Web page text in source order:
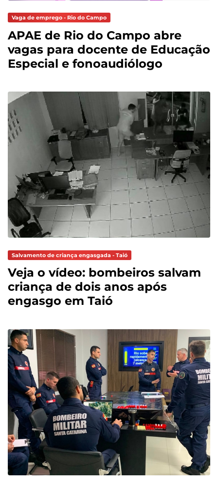
Vaga de emprego - Rio do Campo
APAE de Rio do Campo abre
vagas para docente de Educação
Especial e fonoaudiólogo
Salvamento de criança engasgada - Taió
Veja o vídeo: bombeiros salvam
criança de dois anos após
engasgo em Taió